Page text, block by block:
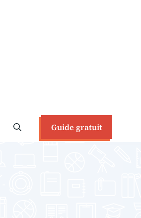
Guide gratuit